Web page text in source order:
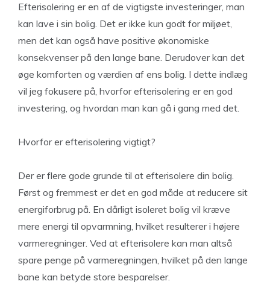
Efterisolering er en af de vigtigste investeringer, man
kan lave i sin bolig. Det er ikke kun godt for miljøet,
men det kan også have positive økonomiske
konsekvenser på den lange bane. Derudover kan det
øge komforten og værdien af ens bolig. I dette indlæg
vil jeg fokusere på, hvorfor efterisolering er en god
investering, og hvordan man kan gå i gang med det.
Hvorfor er efterisolering vigtigt?
Der er flere gode grunde til at efterisolere din bolig.
Først og fremmest er det en god måde at reducere sit
energiforbrug på. En dårligt isoleret bolig vil kræve
mere energi til opvarmning, hvilket resulterer i højere
varmeregninger. Ved at efterisolere kan man altså
spare penge på varmeregningen, hvilket på den lange
bane kan betyde store besparelser.